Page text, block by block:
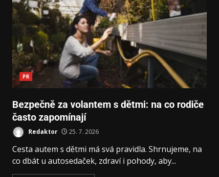
PR
Bezpečně za volantem s dětmi: na co rodiče
často zapomínají
Redaktor 25. 7. 2026
Cesta autem s dětmi má svá pravidla. Shrnujeme, na
co dbát u autosedaček, zdraví i pohody, aby...